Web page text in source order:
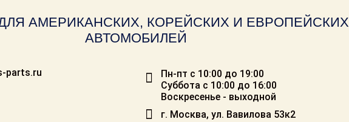
АМЕРИКАНСКИХ, КОРЕЙСКИХ И ЕВРОПЕЙСКИХ
АВТОМОБИЛЕЙ
parts.ru
Пн-пт с 10:00 до 19:00
Суббота с 10:00 до 16:00
Воскресенье - выходной
г. Москва, ул. Вавилова 53к2